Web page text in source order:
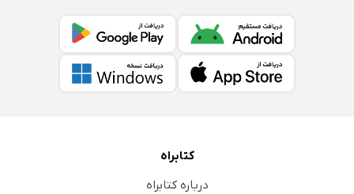
کتابراه
درباره کتابراه